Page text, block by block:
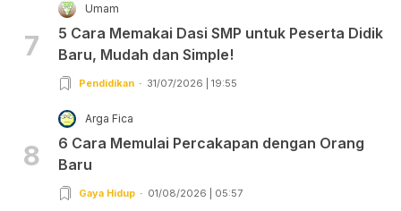
7
Umam
5 Cara Memakai Dasi SMP untuk Peserta Didik
Baru, Mudah dan Simple!
Pendidikan 31/07/2026 | 19:55
8
Arga Fica
6 Cara Memulai Percakapan dengan Orang
Baru
Gaya Hidup 01/08/2026 | 05:57